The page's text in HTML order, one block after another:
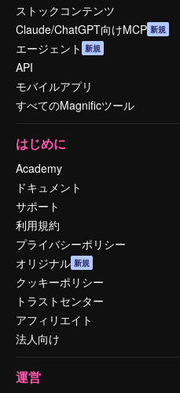
ストックコンテンツ
Claude/ChatGPT向けMCP 新規
エージェント 新規
API
モバイルアプリ
すべてのMagnificツール
はじめに
Academy
ドキュメント
サポート
利用規約
プライバシーポリシー
オリジナル 新規
クッキーポリシー
トラストセンター
アフィリエイト
法人向け
運営